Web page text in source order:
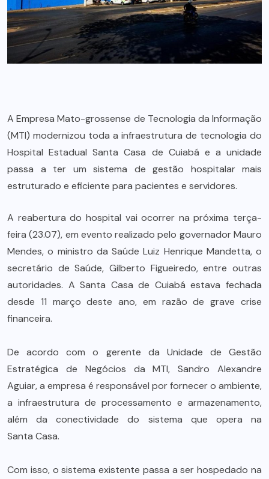
A Empresa Mato-grossense de Tecnologia da Informação
(MTI) modernizou toda a infraestrutura de tecnologia do
Hospital Estadual Santa Casa de Cuiabá e a unidade
passa a ter um sistema de gestão hospitalar mais
estruturado e eficiente para pacientes e servidores.
A reabertura do hospital vai ocorrer na próxima terça-
feira (23.07), em evento realizado pelo governador Mauro
Mendes, o ministro da Saúde Luiz Henrique Mandetta, o
secretário de Saúde, Gilberto Figueiredo, entre outras
autoridades. A Santa Casa de Cuiabá estava fechada
desde 11 março deste ano, em razão de grave crise
financeira.
De acordo com o gerente da Unidade de Gestão
Estratégica de Negócios da MTI, Sandro Alexandre
Aguiar, a empresa é responsável por fornecer o ambiente,
a infraestrutura de processamento e armazenamento,
além da conectividade do sistema que opera na
Santa Casa.
Com isso, o sistema existente passa a ser hospedado na